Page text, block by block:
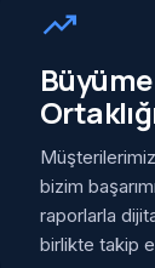
trending_up
Büyüme
bizim
raporlarla
birlikte takip